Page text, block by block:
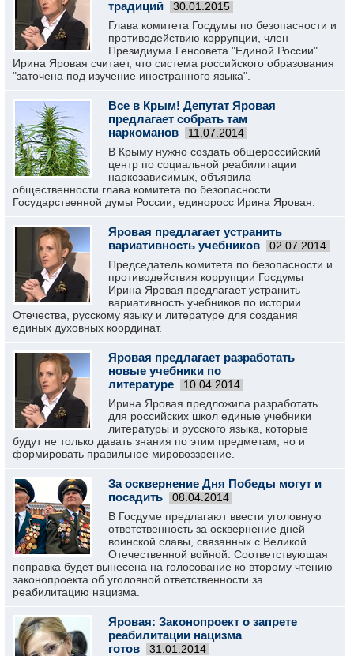
традиций 30.01.2015
Глава комитета Госдумы по безопасности и
противодействию коррупции, член
Президиума Генсовета "Единой России"
Ирина Яровая считает, что система российского образования
"заточена под изучение иностранного языка".
Все в Крым! Депутат Яровая
предлагает собрать там
наркоманов
11.07.2014
В Крыму нужно создать общероссийский
центр по социальной реабилитации
наркозависимых, объявила
общественности глава комитета по безопасности
Государственной думы России, единоросс Ирина Яровая.
Яровая предлагает устранить
вариативность учебников
02.07.2014
Председатель комитета по безопасности и
противодействия коррупции Госдумы
Ирина Яровая предлагает устранить
вариативность учебников по истории
Отечества, русскому языку и литературе для создания
единых духовных координат.
Яровая предлагает разработать
новые учебники по
литературе
10.04.2014
Ирина Яровая предложила разработать
для российских школ единые учебники
литературы и русского языка, которые
будут не только давать знания по этим предметам, но и
формировать правильное мировоззрение.
За осквернение Дня Победы могут и
посадить
08.04.2014
В Госдуме предлагают ввести уголовную
ответственность за осквернение дней
воинской славы, связанных с Великой
Отечественной войной. Соответствующая
поправка будет вынесена на голосование ко второму чтению
законопроекта об уголовной ответственности за
реабилитацию нацизма.
Яровая: Законопроект о запрете
реабилитации нацизма
готов
31.01.2014